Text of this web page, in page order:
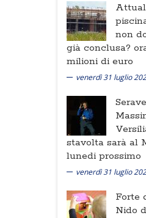
non
già conclusa?
milioni di euro
venerdì 31 luglio
stavolta sarà al
lunedi prossimo
venerdì 31 luglio
Forte
Nido